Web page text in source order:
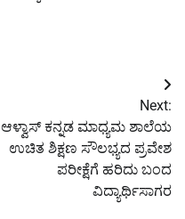
Next:
ಆಳ್ವಾಸ್ ಕನ್ನಡ ಮಾಧ್ಯಮ ಶಾಲೆಯ
ಉಚಿತ ಶಿಕ್ಷಣ ಸೌಲಭ್ಯದ ಪ್ರವೇಶ
ಪರೀಕ್ಷೆಗೆ ಹರಿದು ಬಂದ
ವಿದ್ಯಾರ್ಥಿಸಾಗರ